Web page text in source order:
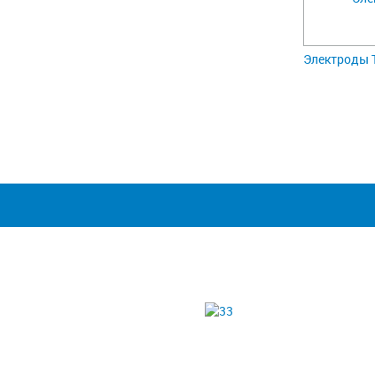
Электроды